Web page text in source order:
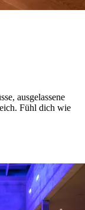
ausgelassene
Fühl dich wie